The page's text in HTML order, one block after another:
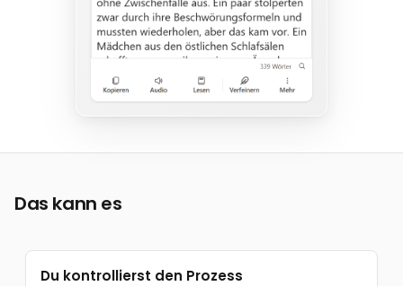
Das kann es
Du kontrollierst den Prozess